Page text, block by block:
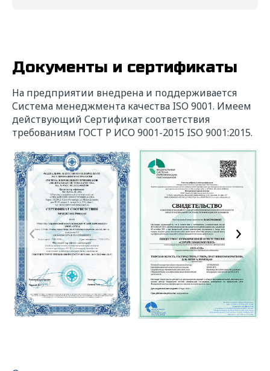
Документы и сертификаты
На предприятии внедрена и поддерживается
Система менеджмента качества ISO 9001. Имеем
действующий Сертификат соответствия
требованиям ГОСТ Р ИСО 9001-2015 ISO 9001:2015.